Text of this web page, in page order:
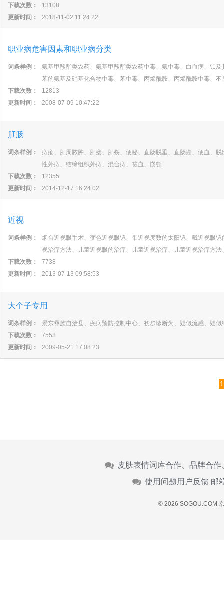
下载次数：
13108
更新时间：
2018-11-02 11:24:22
职业病危害因素和职业病分类
词条样例：
氨基甲酸酯类农药、氨基甲酸酯类农药中毒、氨中毒、白血病、钡
苯的氨基及硝基化合物中毒、苯中毒、丙烯酰胺、丙烯酰胺中毒、
下载次数：
12813
更新时间：
2008-07-09 10:47:22
肛肠
词条样例：
痔疮、肛周脓肿、肛瘘、肛裂、便秘、直肠脱垂、直肠癌、便血、
性外痔、结缔组织外痔、混合痔、贫血、嵌顿
下载次数：
12355
更新时间：
2014-12-17 16:24:02
近视
词条样例：
烟台近视眼手术、变色近视眼镜、带近视度数的太阳镜、戴近视眼
视治疗方法、儿童近视眼的治疗、儿童近视治疗、儿童近视治疗方
下载次数：
7738
更新时间：
2013-07-13 09:58:53
大个子专用
词条样例：
景东彝族自治县、疾病预防控制中心、初步诊断为、疑似流感、疑
下载次数：
7558
更新时间：
2009-05-21 17:08:23
1
皮肤表情词库合作、品牌合
使用问题用户反馈 邮
© 2026 SOGOU.COM